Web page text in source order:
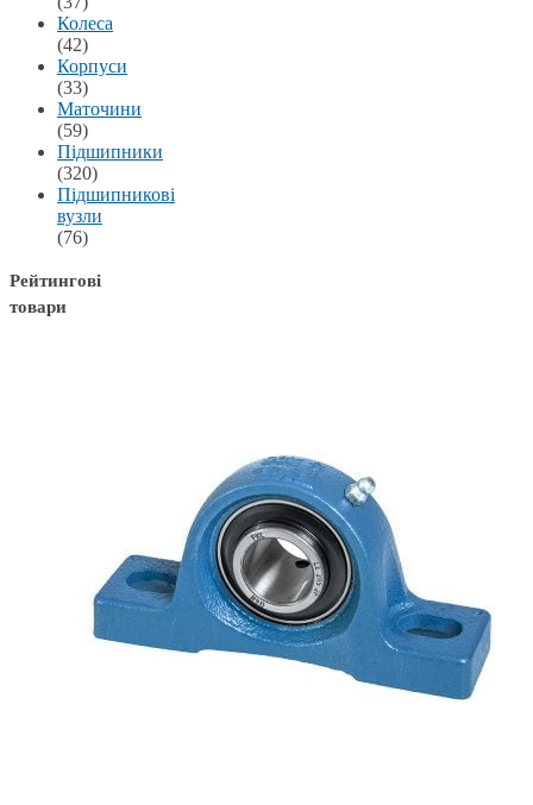
Колеса
(42)
Корпуси
(33)
Маточини
(59)
Підшипники
(320)
Підшипникові
вузли
(76)
Рейтингові
товари